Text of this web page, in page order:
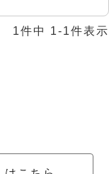
1件中 1-1件表示